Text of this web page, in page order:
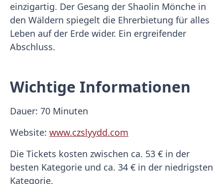
einzigartig. Der Gesang der Shaolin Mönche in
den Wäldern spiegelt die Ehrerbietung für alles
Leben auf der Erde wider. Ein ergreifender
Abschluss.
Wichtige Informationen
Dauer: 70 Minuten
Website: www.czslyydd.com
Die Tickets kosten zwischen ca. 53 € in der
besten Kategorie und ca. 34 € in der niedrigsten
Kategorie.